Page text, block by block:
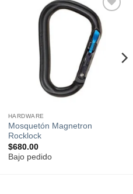
Añadir
a la
lista de
deseos
HARDWARE
Mosquetón Magnetron
Rocklock
$680.00
Bajo pedido